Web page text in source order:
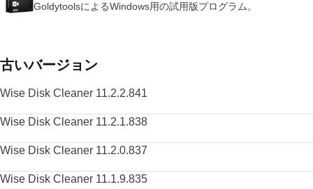
GoldytoolsによるWindows用の試用版プログラム。
古いバージョン
Wise Disk Cleaner 11.2.2.841
Wise Disk Cleaner 11.2.1.838
Wise Disk Cleaner 11.2.0.837
Wise Disk Cleaner 11.1.9.835